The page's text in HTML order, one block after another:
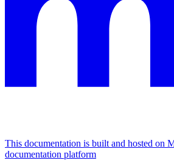
This documentation is built and hosted on
documentation platform